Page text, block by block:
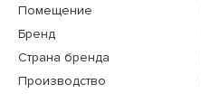
Помещение
Бренд
Страна бренда
Производство